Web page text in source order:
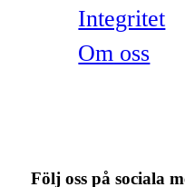
Integritet
Om oss
Följ oss på sociala